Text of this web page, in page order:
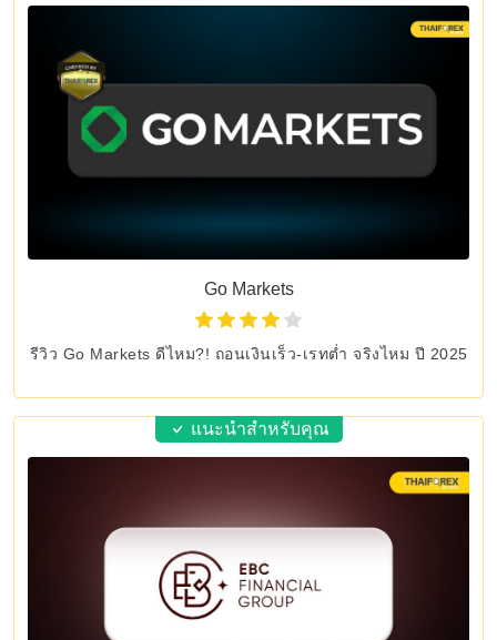
Go Markets
รีวิว Go Markets ดีไหม?! ถอนเงินเร็ว-เรทต่ำ จริงไหม ปี 2025
แนะนำสำหรับคุณ